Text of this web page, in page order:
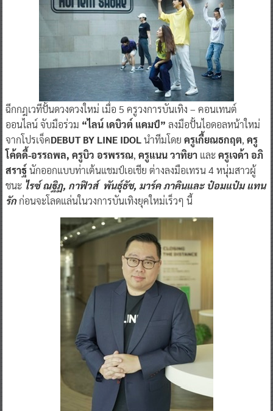
ฉีกกฎเวทีปั้นดวงดวงใหม่ เมื่อ 5 ครูวงการบันเทิง – คอนเทนต์
ออนไลน์ จับมือร่วม “ไลน์ เดบิวต์ แคมป์” ลงมือปั้นไอดอลหน้าใหม่
จากโปรเจ็คDEBUT BY LINE IDOLนำทีมโดย ครูเกี้ยณธกฤต, ครู
โค้ดดี้-อรรถพล, ครูบิว อรพรรณ, ครูแนน วาทิยาและครูเจด้า อภิ
สราฐ์นักออกแบบท่าเต้นแชมป์เอเชีย ต่างลงมือเทรน 4 หนุ่มสาวผู้
ชนะ ไรซ์ ณฐิฏ, กาฟิวส์ พันธุ์ธัช, มาร์ค ภาคินและ ป๋อมแป๋ม แทน
รัก ก่อนจะโลดแล่นในวงการบันเทิงยุคใหม่เร็วๆ นี้